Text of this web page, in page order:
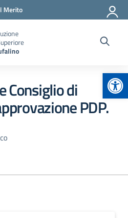
Merito
Consiglio di
PDP.